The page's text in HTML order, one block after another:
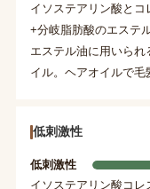
イソステアリン酸と
+分岐脂肪酸のエステ
エステル油に用いら
イル。ヘアオイルで毛
低刺激性
低刺激性
イソステアリン酸コ